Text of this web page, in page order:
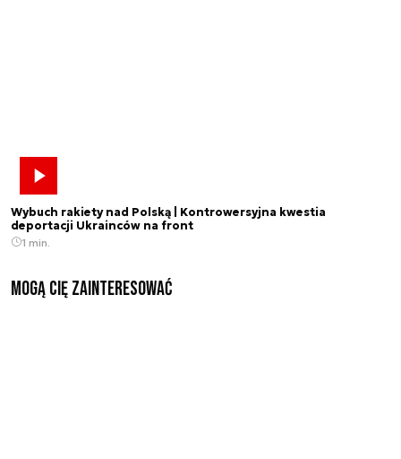
Wybuch rakiety nad Polską | Kontrowersyjna kwestia
deportacji Ukrainców na front
1 min.
Mogą Cię zainteresować